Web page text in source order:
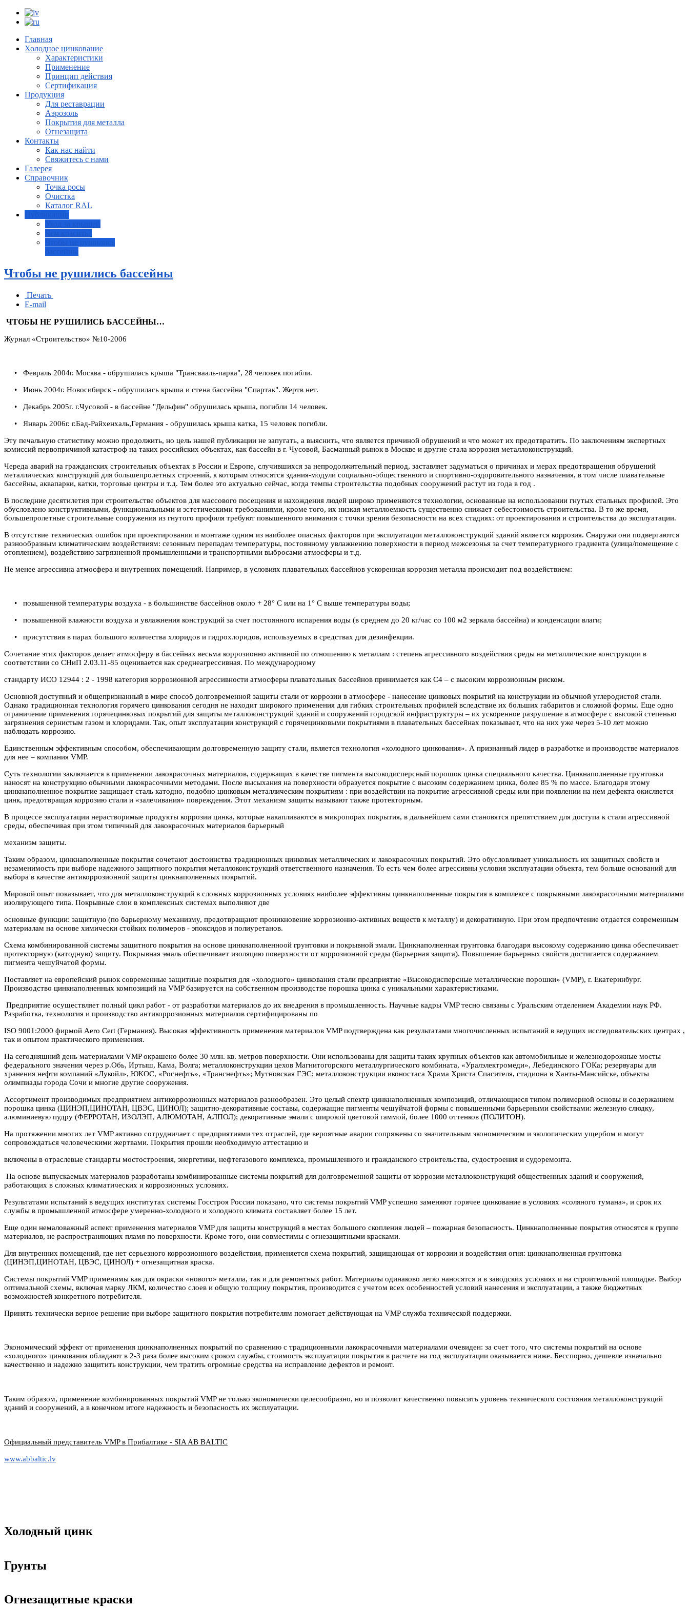
Главная
Холодное цинкование
Характеристики
Применение
Принцип действия
Сертификация
Продукция
Для реставрации
Аэрозоль
Покрытия для металла
Огнезащита
Контакты
Как нас найти
Свяжитесь с нами
Галерея
Справочник
Точка росы
Очистка
Каталог RAL
Чтобы не рушились бассейны
Печать
E-mail
ЧТОБЫ НЕ РУШИЛИСЬ БАССЕЙНЫ…
Журнал «Строительство» №10-2006
• Февраль 2004г. Москва - обрушилась крыша "Трансвааль-парка", 28 человек погибли.
• Июнь 2004г. Новосибирск - обрушилась крыша и стена бассейна "Спартак". Жертв нет.
• Декабрь 2005г. г.Чусовой - в бассейне "Дельфин" обрушилась крыша, погибли 14 человек.
• Январь 2006г. г.Бад-Райхенхаль,Германия - обрушилась крыша катка, 15 человек погибли.
Эту печальную статистику можно продолжить, но цель нашей публикации не запугать, а выяснить, что является причиной обрушений и что может их предотвратить. По заключениям экспертных
комиссий первопричиной катастроф на таких российских объектах, как бассейн в г. Чусовой, Басманный рынок в Москве и другие стала коррозия металлоконструкций.
Череда аварий на гражданских строительных объектах в России и Европе, случившихся за непродолжительный период, заставляет задуматься о причинах и мерах предотвращения обрушений
металлических конструкций для большепролетных строений, к которым относятся здания-модули социально-общественного и спортивно-оздоровительного назначения, в том числе плавательные
бассейны, аквапарки, катки, торговые центры и т.д. Тем более это актуально сейчас, когда темпы строительства подобных сооружений растут из года в год .
В последние десятилетия при строительстве объектов для массового посещения и нахождения людей широко применяются технологии, основанные на использовании гнутых стальных профилей. Это
обусловлено конструктивными, функциональными и эстетическими требованиями, кроме того, их низкая металлоемкость существенно снижает себестоимость строительства. В то же время,
большепролетные строительные сооружения из гнутого профиля требуют повышенного внимания с точки зрения безопасности на всех стадиях: от проектирования и строительства до эксплуатации.
В отсутствие технических ошибок при проектировании и монтаже одним из наиболее опасных факторов при эксплуатации металлоконструкций зданий является коррозия. Снаружи они подвергаются
разнообразным климатическим воздействиям: сезонным перепадам температуры, постоянному увлажнению поверхности в период межсезонья за счет температурного градиента (улица/помещение с
отоплением), воздействию загрязненной промышленными и транспортными выбросами атмосферы и т.д.
Не менее агрессивна атмосфера и внутренних помещений. Например, в условиях плавательных бассейнов ускоренная коррозия металла происходит под воздействием:
• повышенной температуры воздуха - в большинстве бассейнов около + 28° С или на 1° С выше температуры воды;
• повышенной влажности воздуха и увлажнения конструкций за счет постоянного испарения воды (в среднем до 20 кг/час со 100 м2 зеркала бассейна) и конденсации влаги;
• присутствия в парах большого количества хлоридов и гидрохлоридов, используемых в средствах для дезинфекции.
Сочетание этих факторов делает атмосферу в бассейнах весьма коррозионно активной по отношению к металлам : степень агрессивного воздействия среды на металлические конструкции в
соответствии со СНиП 2.03.11-85 оценивается как среднеагрессивная. По международному
стандарту ИСО 12944 : 2 - 1998 категория коррозионной агрессивности атмосферы плавательных бассейнов принимается как С4 – с высоким коррозионным риском.
Основной доступный и общепризнанный в мире способ долговременной защиты стали от коррозии в атмосфере - нанесение цинковых покрытий на конструкции из обычной углеродистой стали.
Однако традиционная технология горячего цинкования сегодня не находит широкого применения для гибких строительных профилей вследствие их больших габаритов и сложной формы. Еще одно
ограничение применения горячецинковых покрытий для защиты металлоконструкций зданий и сооружений городской инфраструктуры – их ускоренное разрушение в атмосфере с высокой степенью
загрязнения сернистым газом и хлоридами. Так, опыт эксплуатации конструкций с горячецинковыми покрытиями в плавательных бассейнах показывает, что на них уже через 5-10 лет можно
наблюдать коррозию.
Единственным эффективным способом, обеспечивающим долговременную защиту стали, является технология «холодного цинкования». А признанный лидер в разработке и производстве материалов
для нее – компания VMP.
Суть технологии заключается в применении лакокрасочных материалов, содержащих в качестве пигмента высокодисперсный порошок цинка специального качества. Цинкнаполненные грунтовки
наносят на конструкцию обычными лакокрасочными методами. После высыхания на поверхности образуется покрытие с высоким содержанием цинка, более 85 % по массе. Благодаря этому
цинкнаполненное покрытие защищает сталь катодно, подобно цинковым металлическим покрытиям : при воздействии на покрытие агрессивной среды или при появлении на нем дефекта окисляется
цинк, предотвращая коррозию стали и «залечивания» повреждения. Этот механизм защиты называют также протекторным.
В процессе эксплуатации нерастворимые продукты коррозии цинка, которые накапливаются в микропорах покрытия, в дальнейшем сами становятся препятствием для доступа к стали агрессивной
среды, обеспечивая при этом типичный для лакокрасочных материалов барьерный
механизм защиты.
Таким образом, цинкнаполненные покрытия сочетают достоинства традиционных цинковых металлических и лакокрасочных покрытий. Это обусловливает уникальность их защитных свойств и
незаменимость при выборе надежного защитного покрытия металлоконструкций ответственного назначения. То есть чем более агрессивны условия эксплуатации объекта, тем больше оснований для
выбора в качестве антикоррозионной защиты цинкнаполненных покрытий.
Мировой опыт показывает, что для металлоконструкций в сложных коррозионных условиях наиболее эффективны цинкнаполненные покрытия в комплексе с покрывными лакокрасочными материалами
изолирующего типа. Покрывные слои в комплексных системах выполняют две
основные функции: защитную (по барьерному механизму, предотвращают проникновение коррозионно-активных веществ к металлу) и декоративную. При этом предпочтение отдается современным
материалам на основе химически стойких полимеров - эпоксидов и полиуретанов.
Схема комбинированной системы защитного покрытия на основе цинкнаполненноой грунтовки и покрывной эмали. Цинкнаполненная грунтовка благодаря высокому содержанию цинка обеспечивает
протекторную (катодную) защиту. Покрывная эмаль обеспечивает изоляцию поверхности от коррозионной среды (барьерная защита). Повышение барьерных свойств достигается содержанием
пигмента чешуйчатой формы.
Поставляет на европейский рынок современные защитные покрытия для «холодного» цинкования стали предприятие «Высокодисперсные металлические порошки» (VMP), г. Екатеринбург.
Производство цинкнаполненных композиций на VMPбазируется на собственном производстве порошка цинка с уникальными характеристиками.
Предприятие осуществляет полный цикл работ - от разработки материалов до их внедрения в промышленность. Научные кадры VMPтесно связаны с Уральским отделением Академии наук РФ.
Разработка, технология и производство антикоррозионных материалов сертифицированы по
ISO 9001:2000 фирмой Aero Cert (Германия). Высокая эффективность применения материалов VMPподтверждена как результатами многочисленных испытаний в ведущих исследовательских центрах ,
так и опытом практического применения.
На сегодняшний день материалами VMPокрашено более 30 млн. кв. метров поверхности. Они использованы для защиты таких крупных объектов как автомобильные и железнодорожные мосты
федерального значения через р.Обь, Иртыш, Кама, Волга; металлоконструкции цехов Магнитогорского металлургического комбината, «Уралэлектромеди», Лебединского ГОКа; резервуары для
хранения нефти компаний «Лукойл», ЮКОС, «Роснефть», «Транснефть»; Мутновская ГЭС; металлоконструкции иконостаса Храма Христа Спасителя, стадиона в Ханты-Мансийске, объекты
олимпиады города Сочи и многие другие сооружения.
Ассортимент производимых предприятием антикоррозионных материалов разнообразен. Это целый спектр цинкнаполненных композиций, отличающиеся типом полимерной основы и содержанием
порошка цинка (ЦИНЭП,ЦИНОТАН, ЦВЭС, ЦИНОЛ); защитно-декоративные составы, содержащие пигменты чешуйчатой формы с повышенными барьерными свойствами: железную слюдку,
алюминиевую пудру (ФЕРРОТАН, ИЗОЛЭП, АЛЮМОТАН, АЛПОЛ); декоративные эмали с широкой цветовой гаммой, более 1000 оттенков (ПОЛИТОН).
На протяжении многих лет VMPактивно сотрудничает с предприятиями тех отраслей, где вероятные аварии сопряжены со значительным экономическим и экологическим ущербом и могут
сопровождаться человеческими жертвами. Покрытия прошли необходимую аттестацию и
включены в отраслевые стандарты мостостроения, энергетики, нефтегазового комплекса, промышленного и гражданского строительства, судостроения и судоремонта.
На основе выпускаемых материалов разработаны комбинированные системы покрытий для долговременной защиты от коррозии металлоконструкций общественных зданий и сооружений,
работающих в сложных климатических и коррозионных условиях.
Результатами испытаний в ведущих институтах системы Госстроя России показано, что системы покрытий VMPуспешно заменяют горячее цинкование в условиях «соляного тумана», и срок их
службы в промышленной атмосфере умеренно-холодного и холодного климата составляет более 15 лет.
Еще один немаловажный аспект применения материалов VMPдля защиты конструкций в местах большого скопления людей – пожарная безопасность. Цинкнаполненные покрытия относятся к группе
материалов, не распространяющих пламя по поверхности. Кроме того, они совместимы с огнезащитными красками.
Для внутренних помещений, где нет серьезного коррозионного воздействия, применяется схема покрытий, защищающая от коррозии и воздействия огня: цинкнаполненная грунтовка
(ЦИНЭП,ЦИНОТАН, ЦВЭС, ЦИНОЛ) + огнезащитная краска.
Системы покрытий VMPприменимы как для окраски «нового» металла, так и для ремонтных работ. Материалы одинаково легко наносятся и в заводских условиях и на строительной площадке. Выбор
оптимальной схемы, включая марку ЛКМ, количество слоев и общую толщину покрытия, производится с учетом всех особенностей условий нанесения и эксплуатации, а также бюджетных
возможностей конкретного потребителя.
Принять технически верное решение при выборе защитного покрытия потребителям помогает действующая на VMPслужба технической поддержки.
Экономический эффект от применения цинкнаполненных покрытий по сравнению с традиционными лакокрасочными материалами очевиден: за счет того, что системы покрытий на основе
«холодного» цинкования обладают в 2-3 раза более высоким сроком службы, стоимость эксплуатации покрытия в расчете на год эксплуатации оказывается ниже. Бесспорно, дешевле изначально
качественно и надежно защитить конструкции, чем тратить огромные средства на исправление дефектов и ремонт.
Таким образом, применение комбинированных покрытий VMPне только экономически целесообразно, но и позволит качественно повысить уровень технического состояния металлоконструкций
зданий и сооружений, а в конечном итоге надежность и безопасность их эксплуатации.
Официальный представитель VMPв Прибалтике - SIA AB BALTIC
www.abbaltic.lv
Холодный цинк
Грунты
Огнезащитные краски